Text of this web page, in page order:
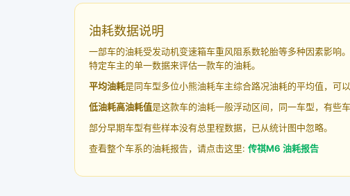
油耗数据说明
一部车的油耗受发动机变速箱车重风阻系数轮胎等多种因素影响
特定车主的单一数据来评估一款车的油耗。
平均油耗是同车型多位小熊油耗车主综合路况油耗的平均值，可
低油耗高油耗值是这款车的油耗一般浮动区间，同一车型，有些
部分早期车型有些样本没有总里程数据，已从统计图中忽略。
查看整个车系的油耗报告，请点击这里: 传祺M6 油耗报告